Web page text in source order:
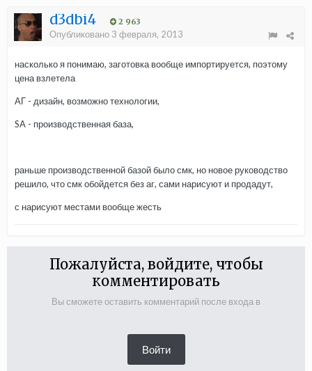
d3dbi4 2 963
Опубликовано 3 февраля, 2013
насколько я понимаю, заготовка вообще импортируется, поэтому
цена взлетела
АГ - дизайн, возможно технологии,
SA - производственная база,
раньше производственной базой было смк, но новое руководство
решило, что смк обойдется без аг, сами нарисуют и продадут,
с нарисуют местами вообще жесть
Пожалуйста, войдите, чтобы
комментировать
Вы сможете оставить комментарий после входа в
Войти